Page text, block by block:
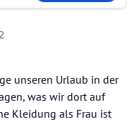
unseren Urlaub in der
was wir dort auf
Kleidung als Frau ist